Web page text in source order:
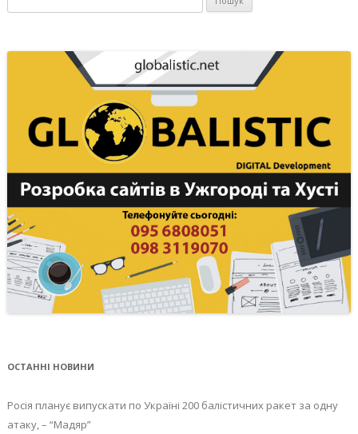
ОСТАННІ НОВИНИ
Росія планує випускати по Україні 200 балістичних ракет за одну
атаку, – “Мадяр”